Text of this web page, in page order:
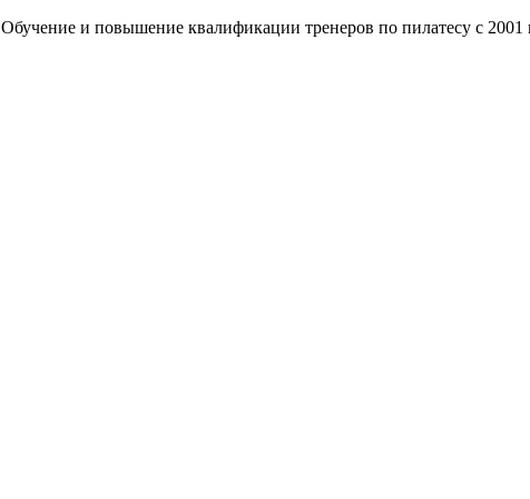
Обучение и повышение квалификации тренеров по пилатесу с 2001